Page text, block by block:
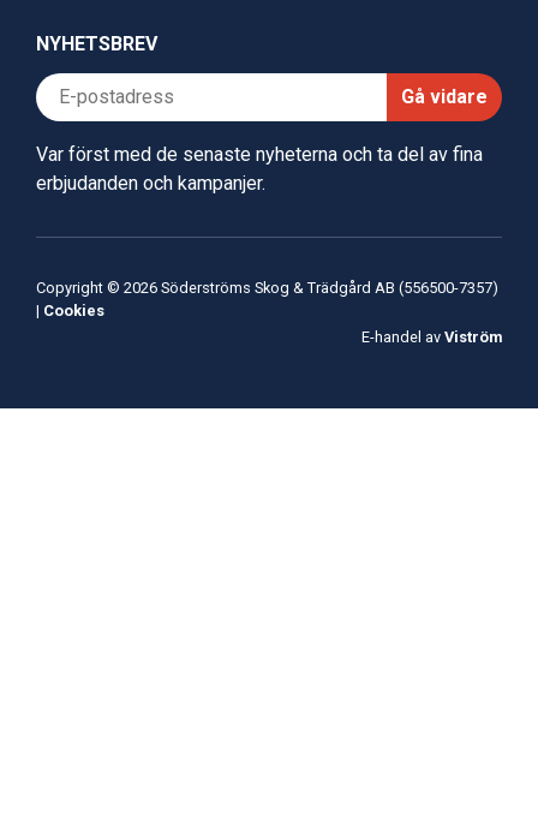
NYHETSBREV
Gå vidare
Var först med de senaste nyheterna och ta del av fina
erbjudanden och kampanjer.
Copyright © 2026 Söderströms Skog & Trädgård AB (556500-7357)
| Cookies
E-handel av Viström